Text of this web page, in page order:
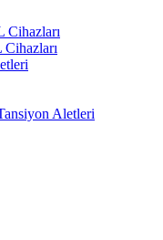
Cihazları
Aletleri